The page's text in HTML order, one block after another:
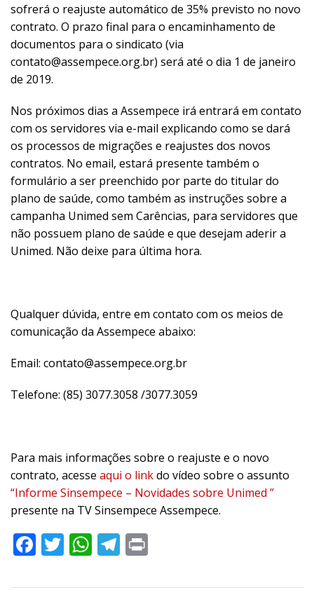
sofrerá o reajuste automático de 35% previsto no novo
contrato. O prazo final para o encaminhamento de
documentos para o sindicato (via
contato@assempece.org.br) será até o dia 1 de janeiro
de 2019.
Nos próximos dias a Assempece irá entrará em contato
com os servidores via e-mail explicando como se dará
os processos de migrações e reajustes dos novos
contratos. No email, estará presente também o
formulário a ser preenchido por parte do titular do
plano de saúde, como também as instruções sobre a
campanha Unimed sem Carências, para servidores que
não possuem plano de saúde e que desejam aderir a
Unimed. Não deixe para última hora.
Qualquer dúvida, entre em contato com os meios de
comunicação da Assempece abaixo:
Email: contato@assempece.org.br
Telefone: (85) 3077.3058 /3077.3059
Para mais informações sobre o reajuste e o novo
contrato, acesse aqui o linkdo vídeo sobre o assunto
“Informe Sinsempece – Novidades sobre Unimed ”
presente na TV Sinsempece Assempece.
Facebook
Twitter
WhatsApp
Telegram